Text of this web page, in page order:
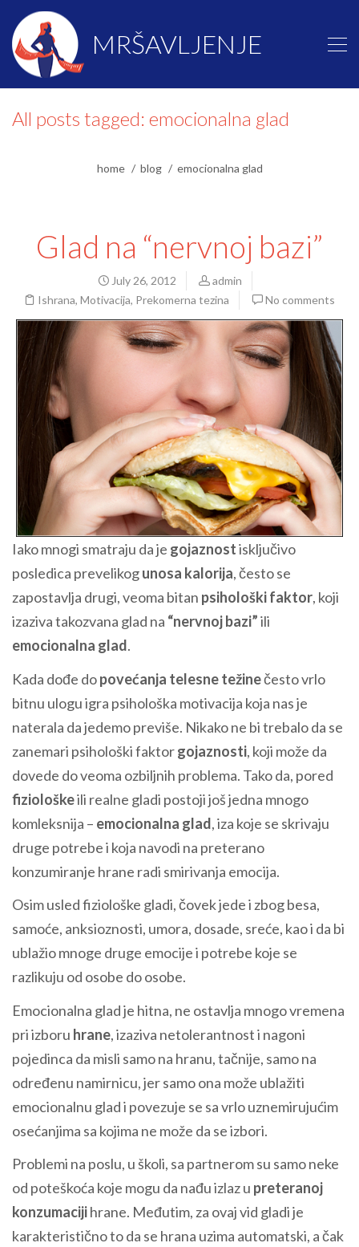
MRŠAVLJENJE
All posts tagged: emocionalna glad
home blog emocionalna glad
Glad na “nervnoj bazi”
July 26, 2012
admin
Ishrana, Motivacija, Prekomerna tezina No comments
Iako mnogi smatraju da je gojaznostisključivo
posledica prevelikogunosa kalorija, često se
zapostavlja drugi, veoma bitan psihološki faktor, koji
izaziva takozvana glad na “nervnoj bazi”ili
emocionalna glad.
Kada dođe dopovećanja telesne težinečesto vrlo
bitnu ulogu igra psihološka motivacija koja nas je
naterala da jedemo previše. Nikako ne bi trebalo da se
zanemari psihološki faktorgojaznosti, koji može da
dovede do veoma ozbiljnih problema. Tako da, pored
fiziološkeili realne gladi postoji još jedna mnogo
komleksnija – emocionalna glad, iza koje se skrivaju
druge potrebe i koja navodi na preterano
konzumiranje hrane radi smirivanja emocija.
Osim usled fiziološke gladi, čovek jede i zbog besa,
samoće, anksioznosti, umora, dosade, sreće, kao i da bi
ublažio mnoge druge emocije i potrebe koje se
razlikuju od osobe do osobe.
Emocionalna glad je hitna, ne ostavlja mnogo vremena
pri izboru hrane, izaziva netolerantnost i nagoni
pojedinca da misli samo na hranu, tačnije, samo na
određenu namirnicu, jer samo ona može ublažiti
emocionalnu glad i povezuje se sa vrlo uznemirujućim
osećanjima sa kojima ne može da se izbori.
Problemi na poslu, u školi, sa partnerom su samo neke
od poteškoća koje mogu da nađu izlaz u preteranoj
konzumacijihrane. Međutim, za ovaj vid gladi je
karakteristično to da se hrana uzima automatski, a čak